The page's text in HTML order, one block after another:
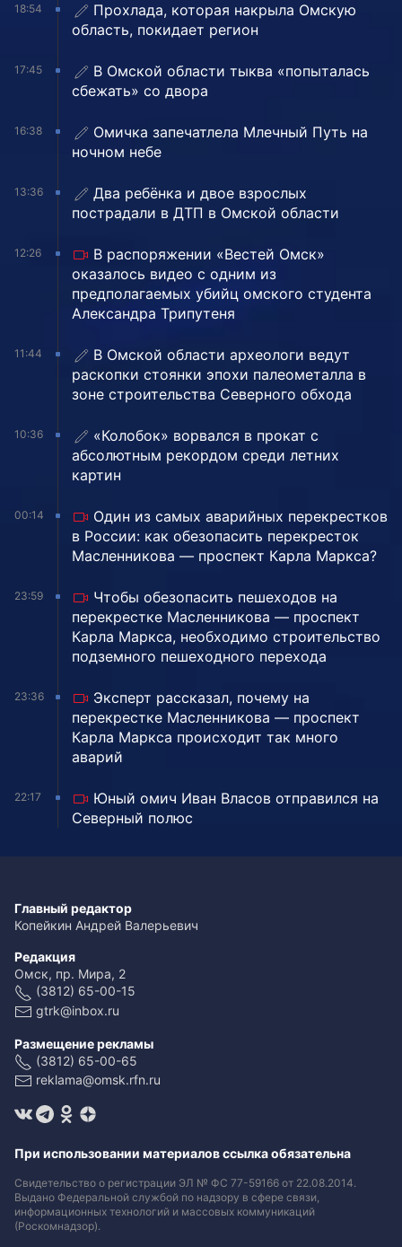
18:54
Прохлада, которая накрыла Омскую
область, покидает регион
17:45
В Омской области тыква «попыталась
сбежать» со двора
16:38
Омичка запечатлела Млечный Путь на
ночном небе
13:36
Два ребёнка и двое взрослых
пострадали в ДТП в Омской области
12:26
В распоряжении «Вестей Омск»
оказалось видео с одним из
предполагаемых убийц омского студента
Александра Трипутеня
11:44
В Омской области археологи ведут
раскопки стоянки эпохи палеометалла в
зоне строительства Северного обхода
10:36
«Колобок» ворвался в прокат с
абсолютным рекордом среди летних
картин
00:14
Один из самых аварийных перекрестков
в России: как обезопасить перекресток
Масленникова — проспект Карла Маркса?
23:59
Чтобы обезопасить пешеходов на
перекрестке Масленникова — проспект
Карла Маркса, необходимо строительство
подземного пешеходного перехода
23:36
Эксперт рассказал, почему на
перекрестке Масленникова — проспект
Карла Маркса происходит так много
аварий
22:17
Юный омич Иван Власов отправился на
Северный полюс
Главный редактор
Копейкин Андрей Валерьевич
Редакция
Омск, пр. Мира, 2
(3812) 65-00-15
gtrk@inbox.ru
Размещение рекламы
(3812) 65-00-65
reklama@omsk.rfn.ru
При использовании материалов ссылка обязательна
Свидетельство о регистрации ЭЛ № ФС 77-59166 от 22.08.2014.
Выдано Федеральной службой по надзору в сфере связи,
информационных технологий и массовых коммуникаций
(Роскомнадзор).